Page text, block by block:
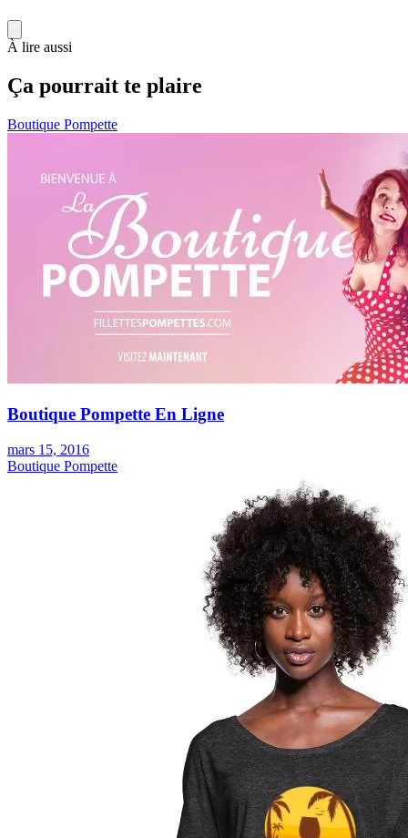
À lire aussi
Ça pourrait te plaire
Boutique Pompette
Boutique Pompette En Ligne
mars 15, 2016
Boutique Pompette